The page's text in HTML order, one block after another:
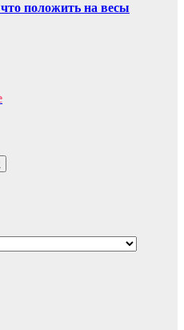
положить на весы